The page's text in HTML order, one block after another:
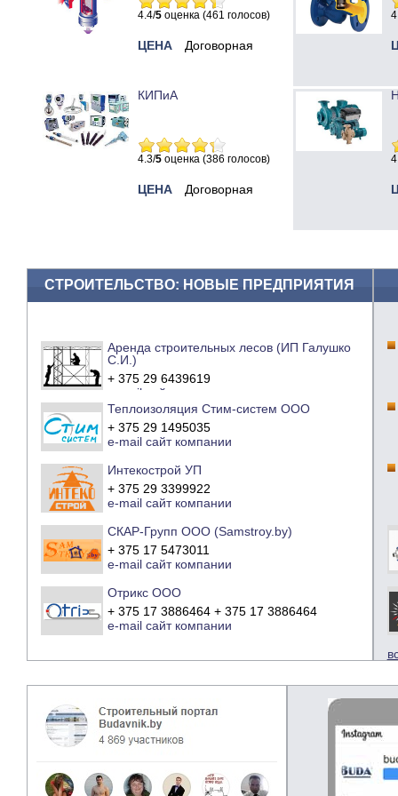
4.4/5 оценка (461 голосов)
ЦЕНА Договорная
КИПиА
4.3/5 оценка (386 голосов)
ЦЕНА Договорная
СТРОИТЕЛЬСТВО: НОВЫЕ ПРЕДПРИЯТИЯ
Аренда строительных лесов (ИП Галушко
С.И.)
+ 375 29 6439619
e-mail
сайт компании
Теплоизоляция Стим-систем ООО
+ 375 29 1495035
e-mail сайт компании
Интекострой УП
+ 375 29 3399922
e-mail сайт компании
СКАР-Групп ООО (Samstroy.by)
+ 375 17 5473011
e-mail сайт компании
Отрикс ООО
+ 375 17 3886464 + 375 17 3886464
e-mail сайт компании